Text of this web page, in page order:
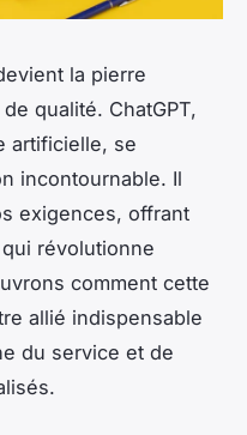
la pierre
qualité. ChatGPT,
artificielle, se
incontournable. Il
exigences, offrant
révolutionne
comment cette
allié indispensable
du service et de